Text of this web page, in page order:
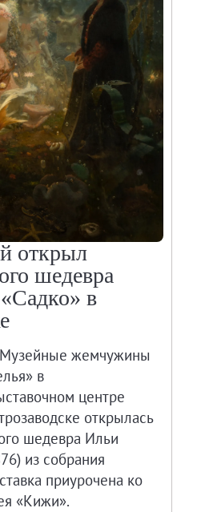
открыл
шедевра
в
жемчужины
в
центре
открылась
шедевра Ильи
из собрания
приурочена ко
«Кижи».